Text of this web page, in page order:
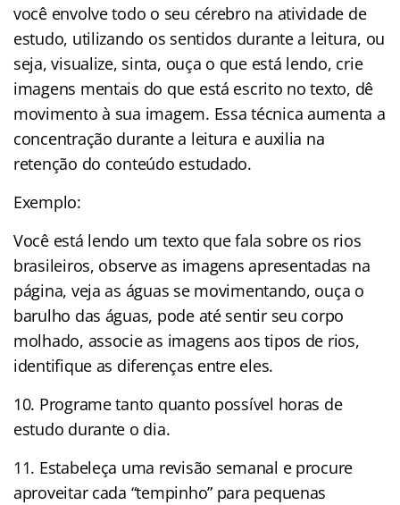
você envolve todo o seu cérebro na atividade de
estudo, utilizando os sentidos durante a leitura, ou
seja, visualize, sinta, ouça o que está lendo, crie
imagens mentais do que está escrito no texto, dê
movimento à sua imagem. Essa técnica aumenta a
concentração durante a leitura e auxilia na
retenção do conteúdo estudado.
Exemplo:
Você está lendo um texto que fala sobre os rios
brasileiros, observe as imagens apresentadas na
página, veja as águas se movimentando, ouça o
barulho das águas, pode até sentir seu corpo
molhado, associe as imagens aos tipos de rios,
identifique as diferenças entre eles.
10. Programe tanto quanto possível horas de
estudo durante o dia.
11. Estabeleça uma revisão semanal e procure
aproveitar cada “tempinho” para pequenas